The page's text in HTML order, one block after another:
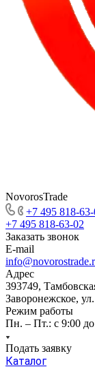
NovorosTrade
+7 495 818-63-
+7 495 818-63-02
Заказать звонок
E-mail
Адрес
393749,
Заворонежское,
Режим работы
Пн. – Пт.: с 9:00
Подать заявку
Каталог